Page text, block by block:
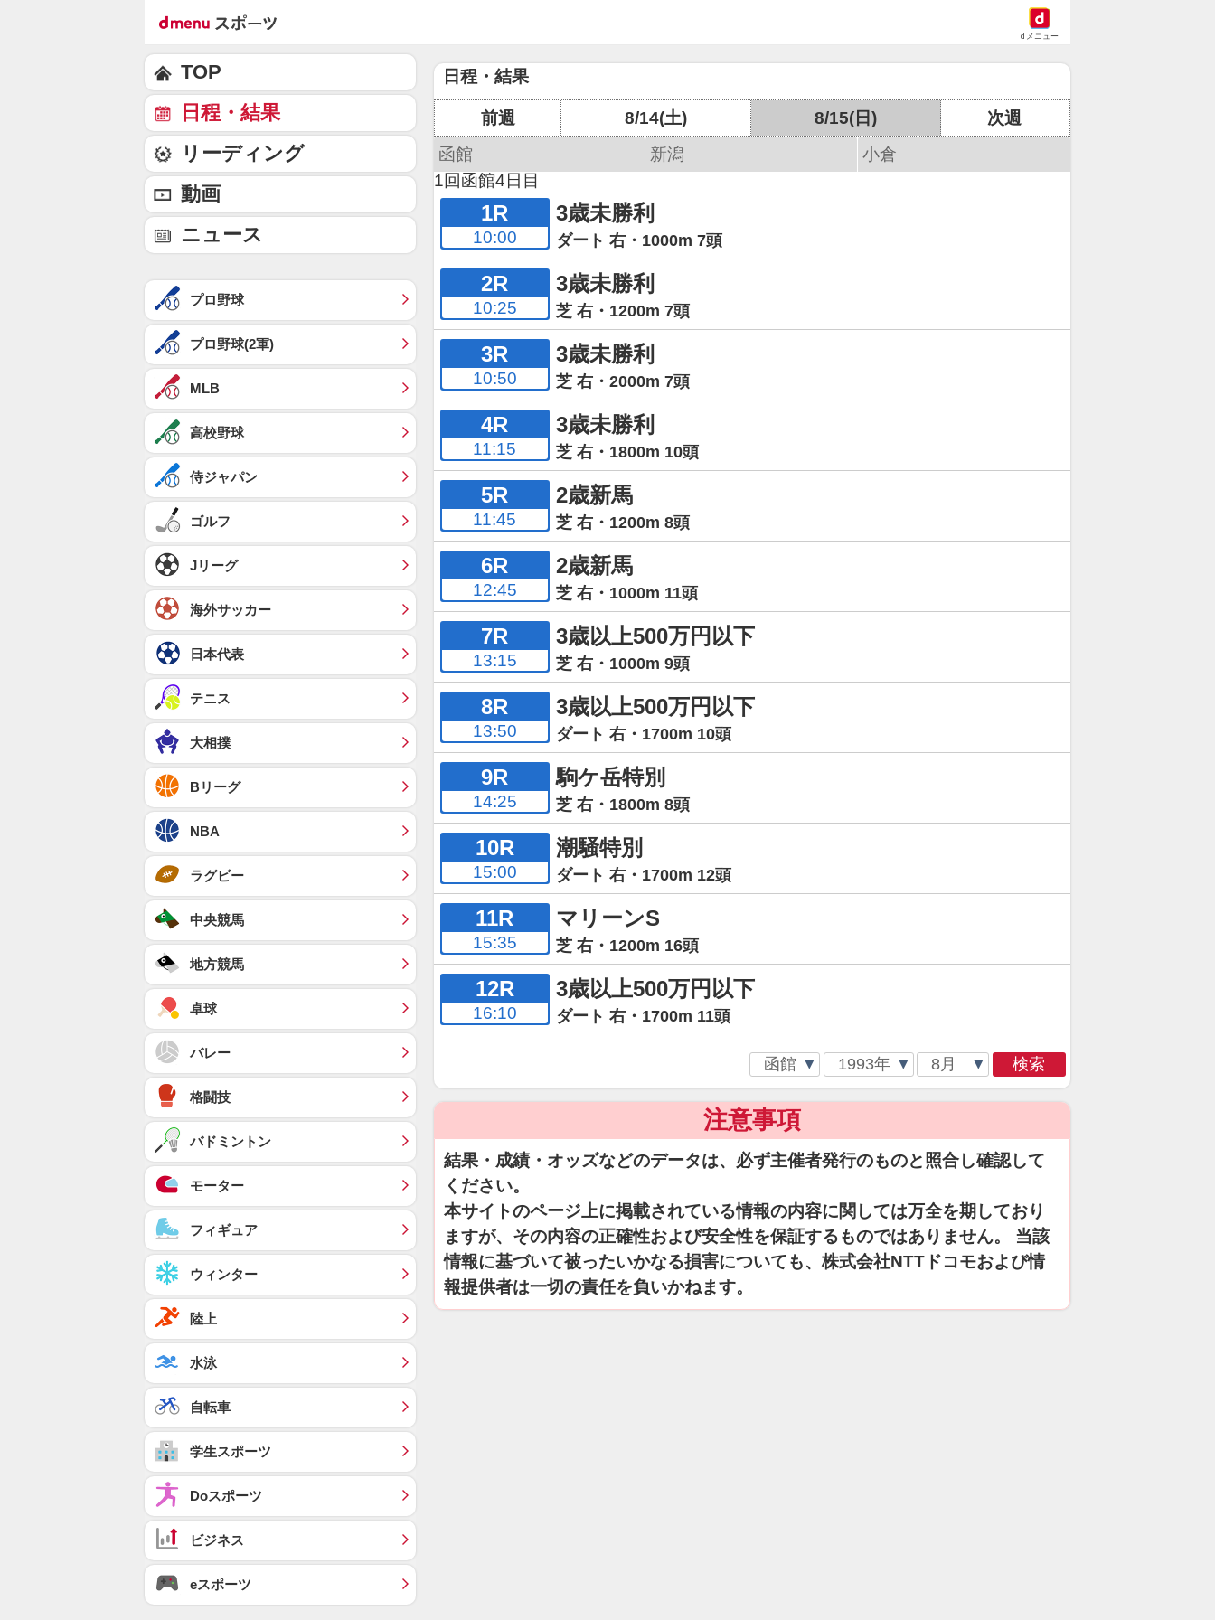
dメニュー
日程・結果
前週 8/14(土) 8/15(日)
次週
函館
新潟
小倉
1回函館4日目
1R
10:00
3歳未勝利
ダート 右・1000m 7頭
2R
10:25
3歳未勝利
芝 右・1200m 7頭
3R
10:50
3歳未勝利
芝 右・2000m 7頭
4R
11:15
3歳未勝利
芝 右・1800m 10頭
5R
11:45
2歳新馬
芝 右・1200m 8頭
6R
12:45
2歳新馬
芝 右・1000m 11頭
7R
13:15
3歳以上500万円以下
芝 右・1000m 9頭
8R
13:50
3歳以上500万円以下
ダート 右・1700m 10頭
9R
14:25
駒ケ岳特別
芝 右・1800m 8頭
10R
15:00
潮騒特別
ダート 右・1700m 12頭
11R
15:35
マリーンS
芝 右・1200m 16頭
12R
16:10
3歳以上500万円以下
ダート 右・1700m 11頭
検索
注意事項
結果・成績・オッズなどのデータは、必ず主催者発行のものと照合し確認して
ください。
本サイトのページ上に掲載されている情報の内容に関しては万全を期しており
ますが、その内容の正確性および安全性を保証するものではありません。 当該
情報に基づいて被ったいかなる損害についても、株式会社NTTドコモおよび情
報提供者は一切の責任を負いかねます。
TOP
日程・結果
リーディング
動画
ニュース
プロ野球
プロ野球(2軍)
MLB
高校野球
侍ジャパン
ゴルフ
Jリーグ
海外サッカー
日本代表
テニス
大相撲
Bリーグ
NBA
ラグビー
中央競馬
地方競馬
卓球
バレー
格闘技
バドミントン
モーター
フィギュア
ウィンター
陸上
水泳
自転車
学生スポーツ
Doスポーツ
ビジネス
eスポーツ